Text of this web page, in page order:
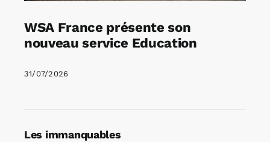
WSA France présente son
nouveau service Education
31/07/2026
Les immanquables